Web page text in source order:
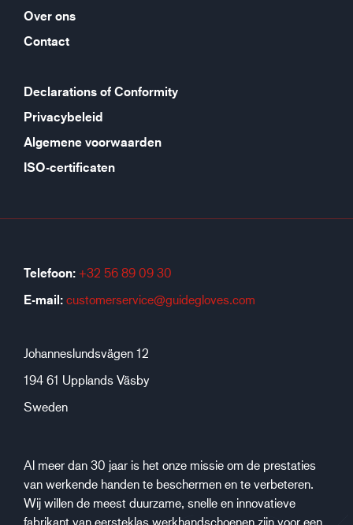
Over ons
Contact
Declarations of Conformity
Privacybeleid
Algemene voorwaarden
ISO-certificaten
Telefoon: +32 56 89 09 30
E-mail: customerservice@guidegloves.com
Johanneslundsvägen 12
194 61 Upplands Väsby
Sweden
Al meer dan 30 jaar is het onze missie om de prestaties
van werkende handen te beschermen en te verbeteren.
Wij willen de meest duurzame, snelle en innovatieve
fabrikant van eersteklas werkhandschoenen zijn voor een